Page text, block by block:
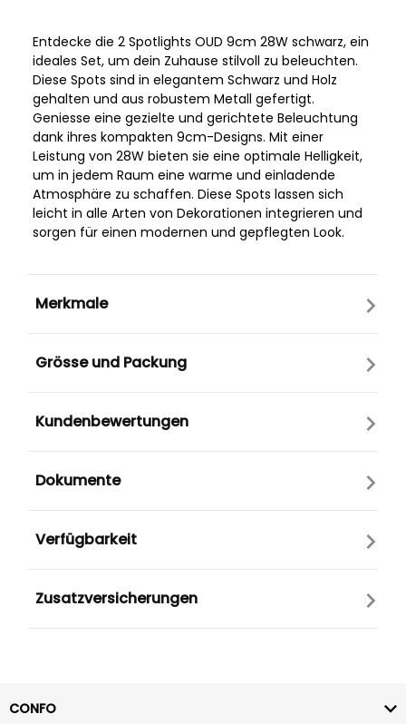
Entdecke die 2 Spotlights OUD 9cm 28W schwarz, ein
ideales Set, um dein Zuhause stilvoll zu beleuchten.
Diese Spots sind in elegantem Schwarz und Holz
gehalten und aus robustem Metall gefertigt.
Geniesse eine gezielte und gerichtete Beleuchtung
dank ihres kompakten 9cm-Designs. Mit einer
Leistung von 28W bieten sie eine optimale Helligkeit,
um in jedem Raum eine warme und einladende
Atmosphäre zu schaffen. Diese Spots lassen sich
leicht in alle Arten von Dekorationen integrieren und
sorgen für einen modernen und gepflegten Look.
Merkmale
Grösse und Packung
Kundenbewertungen
Dokumente
Verfügbarkeit
Zusatzversicherungen
CONFO